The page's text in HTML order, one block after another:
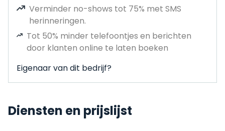
Verminder no-shows tot 75% met SMS
herinneringen.
Tot 50% minder telefoontjes en berichten
door klanten online te laten boeken
Eigenaar van dit bedrijf?
Diensten en prijslijst